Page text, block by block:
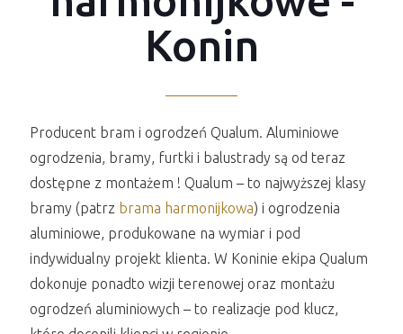
Konin
Producent bram i ogrodzeń Qualum. Aluminiowe
ogrodzenia, bramy, furtki i balustrady są od teraz
dostępne z montażem ! Qualum – to najwyższej klasy
bramy (patrz brama harmonijkowa) i ogrodzenia
aluminiowe, produkowane na wymiar i pod
indywidualny projekt klienta. W Koninie ekipa Qualum
dokonuje ponadto wizji terenowej oraz montażu
ogrodzeń aluminiowych – to realizacje pod klucz,